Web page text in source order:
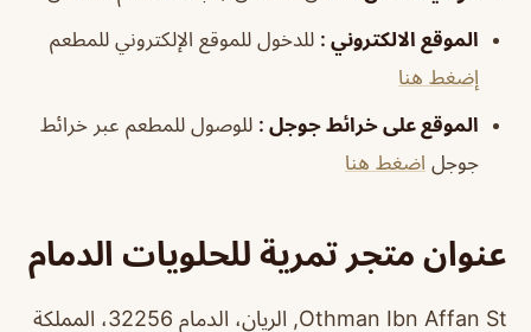
الموقع الالكتروني : للدخول للموقع الإلكتروني للمطعم
إضغط هنا
الموقع على خرائط جوجل : للوصول للمطعم عبر خرائط
جوجل اضغط هنا
عنوان متجر تمرية للحلويات الدمام
Othman Ibn Affan St, الريان، الدمام 32256، المملكة